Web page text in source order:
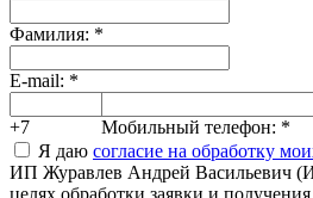
Фамилия: *
E-mail: *
+7 Мобильный телефон: *
Я даю согласие на обработку
ИП Журавлев Андрей Васильевич